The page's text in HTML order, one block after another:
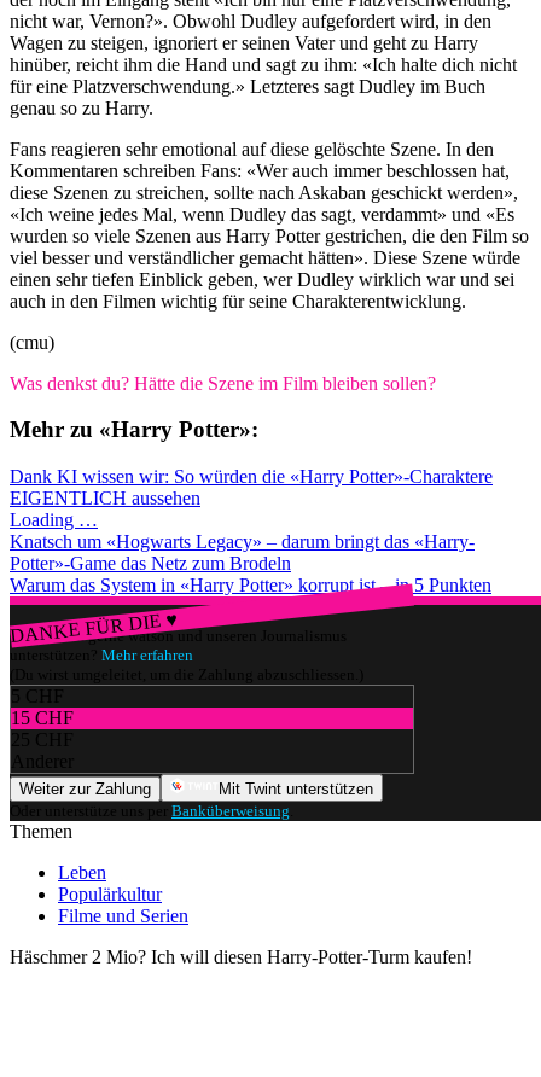
nicht war, Vernon?». Obwohl Dudley aufgefordert wird, in den
Wagen zu steigen, ignoriert er seinen Vater und geht zu Harry
hinüber, reicht ihm die Hand und sagt zu ihm: «Ich halte dich nicht
für eine Platzverschwendung.» Letzteres sagt Dudley im Buch
genau so zu Harry.
Fans reagieren sehr emotional auf diese gelöschte Szene. In den
Kommentaren schreiben Fans: «Wer auch immer beschlossen hat,
diese Szenen zu streichen, sollte nach Askaban geschickt werden»,
«Ich weine jedes Mal, wenn Dudley das sagt, verdammt» und «Es
wurden so viele Szenen aus Harry Potter gestrichen, die den Film so
viel besser und verständlicher gemacht hätten». Diese Szene würde
einen sehr tiefen Einblick geben, wer Dudley wirklich war und sei
auch in den Filmen wichtig für seine Charakterentwicklung.
(cmu)
Was denkst du? Hätte die Szene im Film bleiben sollen?
Mehr zu «Harry Potter»:
Dank KI wissen wir: So würden die «Harry Potter»-Charaktere
EIGENTLICH aussehen
Loading …
Knatsch um «Hogwarts Legacy» – darum bringt das «Harry-
Potter»-Game das Netz zum Brodeln
Warum das System in «Harry Potter» korrupt ist – in 5 Punkten
DANKE FÜR DIE ♥
Würdest du gerne watson und unseren Journalismus
unterstützen? Mehr erfahren
(Du wirst umgeleitet, um die Zahlung abzuschliessen.)
5 CHF
15 CHF
25 CHF
Anderer
Weiter zur Zahlung
Mit Twint unterstützen
Oder unterstütze uns per Banküberweisung
Themen
Leben
Populärkultur
Filme und Serien
Häschmer 2 Mio? Ich will diesen Harry-Potter-Turm kaufen!